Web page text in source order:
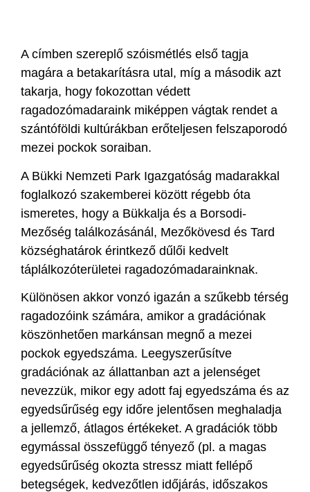
A címben szereplő szóismétlés első tagja
magára a betakarításra utal, míg a második azt
takarja, hogy fokozottan védett
ragadozómadaraink miképpen vágtak rendet a
szántóföldi kultúrákban erőteljesen felszaporodó
mezei pockok soraiban.
A Bükki Nemzeti Park Igazgatóság madarakkal
foglalkozó szakemberei között régebb óta
ismeretes, hogy a Bükkalja és a Borsodi-
Mezőség találkozásánál, Mezőkövesd és Tard
községhatárok érintkező dűlői kedvelt
táplálkozóterületei ragadozómadarainknak.
Különösen akkor vonzó igazán a szűkebb térség
ragadozóink számára, amikor a gradációnak
köszönhetően markánsan megnő a mezei
pockok egyedszáma. Leegyszerűsítve
gradációnak az állattanban azt a jelenséget
nevezzük, mikor egy adott faj egyedszáma és az
egyedsűrűség egy időre jelentősen meghaladja
a jellemző, átlagos értékeket. A gradációk több
egymással összefüggő tényező (pl. a magas
egyedsűrűség okozta stressz miatt fellépő
betegségek, kedvezőtlen időjárás, időszakos